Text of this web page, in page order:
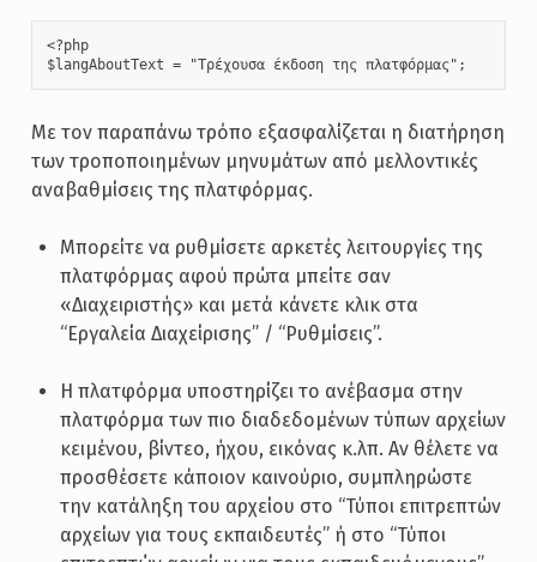
<?php
$langAboutText = "Τρέχουσα έκδοση της πλατφόρμας";
Με τον παραπάνω τρόπο εξασφαλίζεται η διατήρηση
των τροποποιημένων μηνυμάτων από μελλοντικές
αναβαθμίσεις της πλατφόρμας.
Μπορείτε να ρυθμίσετε αρκετές λειτουργίες της
πλατφόρμας αφού πρώτα μπείτε σαν
«Διαχειριστής» και μετά κάνετε κλικ στα
“Εργαλεία Διαχείρισης” / “Ρυθμίσεις”.
Η πλατφόρμα υποστηρίζει το ανέβασμα στην
πλατφόρμα των πιο διαδεδομένων τύπων αρχείων
κειμένου, βίντεο, ήχου, εικόνας κ.λπ. Αν θέλετε να
προσθέσετε κάποιον καινούριο, συμπληρώστε
την κατάληξη του αρχείου στο “Τύποι επιτρεπτών
αρχείων για τους εκπαιδευτές” ή στο “Τύποι